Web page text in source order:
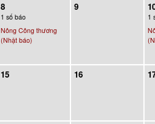
8
1 số báo
Nông Công thương
(Nhật báo)
9
1
15 16